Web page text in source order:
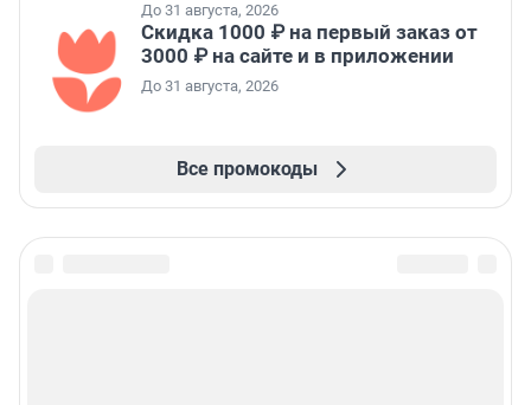
До 31 августа, 2026
Скидка 1000 ₽ на первый заказ от
3000 ₽ на сайте и в приложении
До 31 августа, 2026
Все промокоды